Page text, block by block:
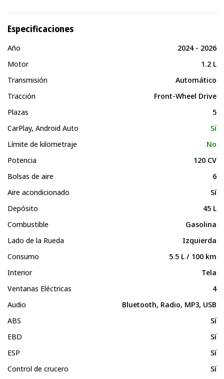
Especificaciones
Año
2024 - 2026
Motor
1.2 L
Transmisión
Automático
Tracción
Front-Wheel Drive
Plazas
5
CarPlay, Android Auto
Sí
Límite de kilometraje
No
Potencia
120 CV
Bolsas de aire
6
Aire acondicionado
Sí
Depósito
45 L
Combustible
Gasolina
Lado de la Rueda
Izquierda
Consumo
5.5 L / 100 km
Interior
Tela
Ventanas Eléctricas
4
Audio
Bluetooth, Radio, MP3, USB
ABS
Sí
EBD
Sí
ESP
Sí
Control de crucero
Sí